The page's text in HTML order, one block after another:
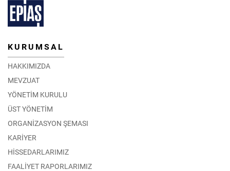
KURUMSAL
HAKKIMIZDA
MEVZUAT
YÖNETİM KURULU
ÜST YÖNETİM
ORGANİZASYON ŞEMASI
KARİYER
HİSSEDARLARIMIZ
FAALİYET RAPORLARIMIZ